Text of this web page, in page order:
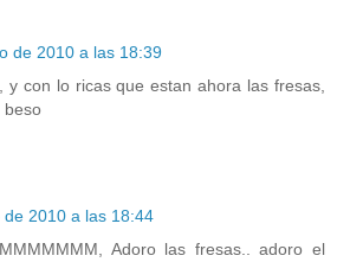
de 2010 a las 18:39
y con lo ricas que estan ahora las fresas,
beso
de 2010 a las 18:44
Adoro las fresas.. adoro el